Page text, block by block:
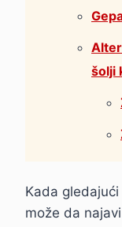
šolji
Kada
može da